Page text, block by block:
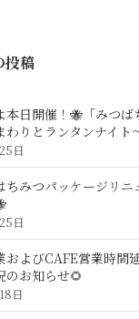
投稿
本日開催！🐝「みつば
わりとランタンナイト
日
ちみつパッケージリニ
日
およびCAFE営業時間
のお知らせ🌻
日